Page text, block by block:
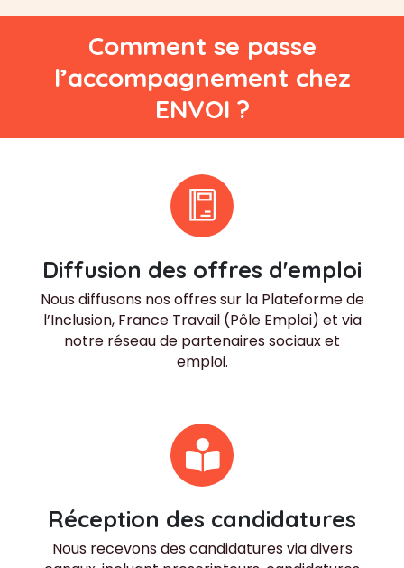
Comment se passe
l’accompagnement chez
ENVOI ?
Diffusion des offres d'emploi
Nous diffusons nos offres sur la Plateforme de
l’Inclusion, France Travail (Pôle Emploi) et via
notre réseau de partenaires sociaux et
emploi.
Réception des candidatures
Nous recevons des candidatures via divers